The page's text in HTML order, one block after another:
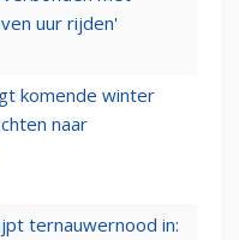
uur rijden'
komende winter
naar
ternauwernood in: